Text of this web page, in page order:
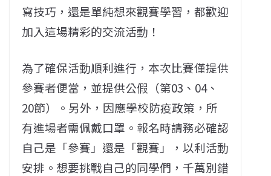
寫技巧，還是單純想來觀賽學習，都歡迎
加入這場精彩的交流活動！
為了確保活動順利進行，本次比賽僅提供
參賽者便當，並提供公假（第03、04、
20節）。另外，因應學校防疫政策，所
有進場者需佩戴口罩。報名時請務必確認
自己是「參賽」還是「觀賽」，以利活動
安排。 想要挑戰自己的同學們，千萬別錯